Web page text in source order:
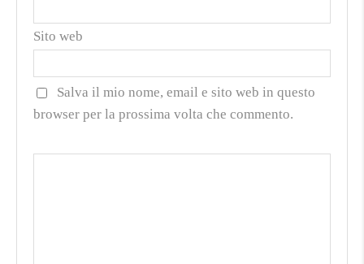
Sito web
Salva il mio nome, email e sito web in questo
browser per la prossima volta che commento.